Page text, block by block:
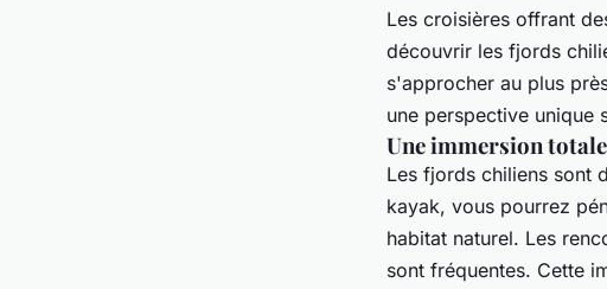
Les croisières offrant
découvrir les fjords
s'approcher au plus
une perspective unique
Une immersion
Les fjords chiliens sont
kayak, vous pourrez
habitat naturel. Les
sont fréquentes. Cette